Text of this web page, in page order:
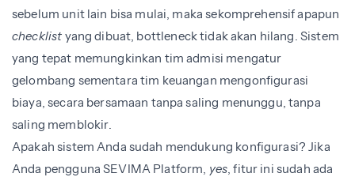
sebelum unit lain bisa mulai, maka sekomprehensif apapun
checklist yang dibuat, bottleneck tidak akan hilang. Sistem
yang tepat memungkinkan tim admisi mengatur
gelombang sementara tim keuangan mengonfigurasi
biaya, secara bersamaan tanpa saling menunggu, tanpa
saling memblokir.
Apakah sistem Anda sudah mendukung konfigurasi? Jika
Anda pengguna SEVIMA Platform, yes , fitur ini sudah ada